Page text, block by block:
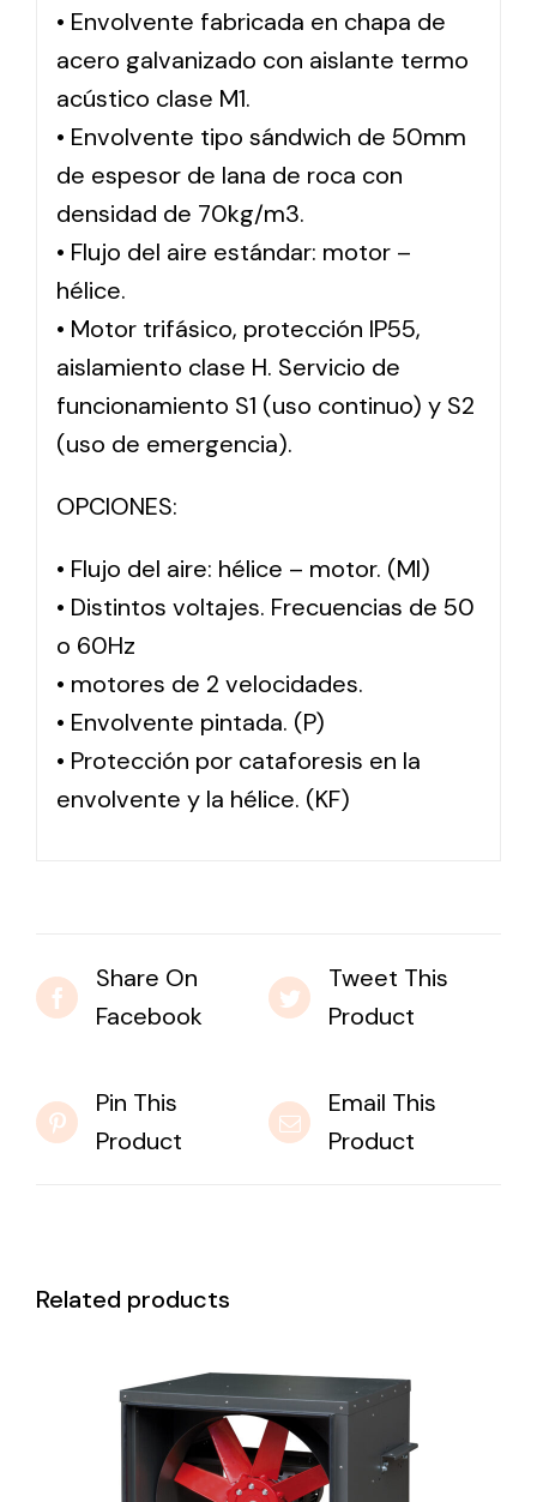
• Envolvente fabricada en chapa de
acero galvanizado con aislante termo
acústico clase M1.
• Envolvente tipo sándwich de 50mm
de espesor de lana de roca con
densidad de 70kg/m3.
• Flujo del aire estándar: motor –
hélice.
• Motor trifásico, protección IP55,
aislamiento clase H. Servicio de
funcionamiento S1 (uso continuo) y S2
(uso de emergencia).
OPCIONES:
• Flujo del aire: hélice – motor. (MI)
• Distintos voltajes. Frecuencias de 50
o 60Hz
• motores de 2 velocidades.
• Envolvente pintada. (P)
• Protección por cataforesis en la
envolvente y la hélice. (KF)
Share On
Facebook
Tweet This
Product
Pin This
Product
Email This
Product
Related products